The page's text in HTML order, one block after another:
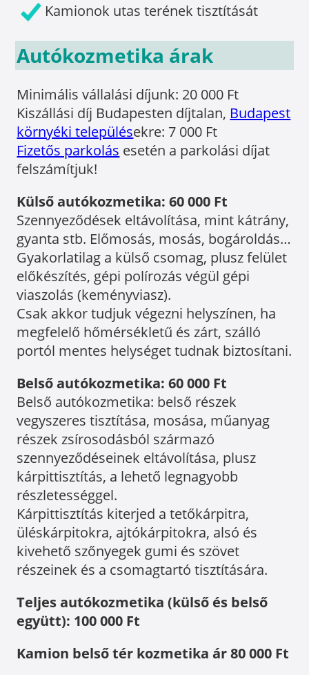
Kamionok utas terének tisztítását
Autókozmetika árak
Minimális vállalási díjunk: 20 000 Ft
Kiszállási díj Budapesten díjtalan, Budapest
környéki településekre: 7 000 Ft
Fizetős parkolás esetén a parkolási díjat
felszámítjuk!
Külső autókozmetika: 60 000 Ft
Szennyeződések eltávolítása, mint kátrány,
gyanta stb. Előmosás, mosás, bogároldás…
Gyakorlatilag a külső csomag, plusz felület
előkészítés, gépi polírozás végül gépi
viaszolás (keményviasz).
Csak akkor tudjuk végezni helyszínen, ha
megfelelő hőmérsékletű és zárt, szálló
portól mentes helységet tudnak biztosítani.
Belső autókozmetika: 60 000 Ft
Belső autókozmetika: belső részek
vegyszeres tisztítása, mosása, műanyag
részek zsírosodásból származó
szennyeződéseinek eltávolítása, plusz
kárpittisztítás, a lehető legnagyobb
részletességgel.
Kárpittisztítás kiterjed a tetőkárpitra,
üléskárpitokra, ajtókárpitokra, alsó és
kivehető szőnyegek gumi és szövet
részeinek és a csomagtartó tisztítására.
Teljes autókozmetika (külső és belső
együtt): 100 000 Ft
Kamion belső tér kozmetika ár 80 000 Ft